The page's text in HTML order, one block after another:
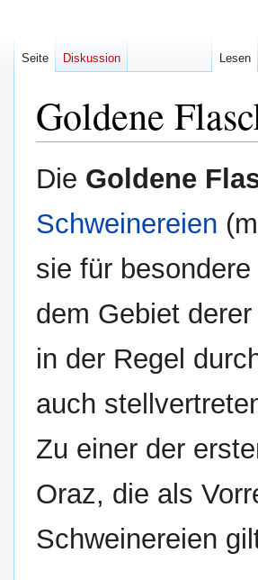
Goldene
Zur
Navigation
Zur
Suche
Die Goldene
Schweinereien
sie für besondere
dem Gebiet
in der Regel
auch
Zu einer der
Oraz, die als
Schweinereien
Seite Diskussion Lesen